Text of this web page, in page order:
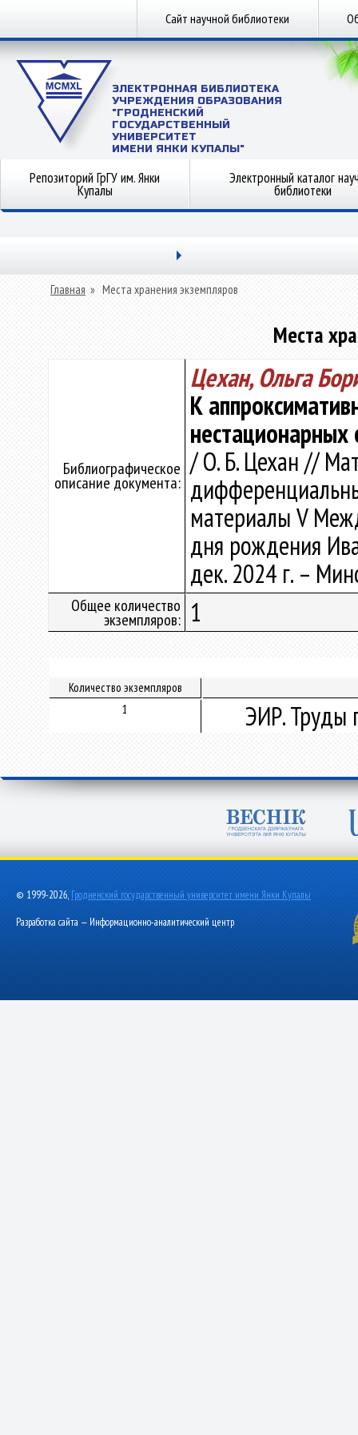
Сайт научной библиотеки
ЭЛЕКТРОННАЯ БИБЛИОТЕКА
УЧРЕЖДЕНИЯ ОБРАЗОВАНИЯ
"ГРОДНЕНСКИЙ
ГОСУДАРСТВЕННЫЙ
УНИВЕРСИТЕТ
ИМЕНИ ЯНКИ КУПАЛЫ"
Репозиторий ГрГУ им. Янки
Купалы
Электронный каталог
библиотеки
Главная » Места хранения экземпляров
Места
Библиографическое
описание документа:
Цехан, Ольга
К
нестационарных
/ О. Б. Цехан //
материалы V
дня рождения
дек. 2024 г. –
Общее количество
экземпляров: 1
Количество экземпляров
1
ЭИР. Труды
© 1999-2026, Гродненский государственный университет имени Янки Купалы
Разработка сайта — Информационно-аналитический центр